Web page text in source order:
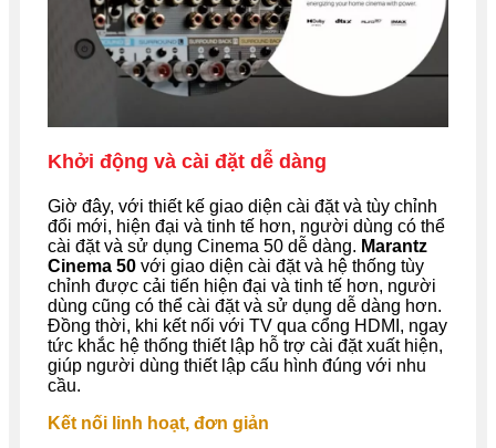
Khởi động và cài đặt dễ dàng
Giờ đây, với thiết kế giao diện cài đặt và tùy chỉnh
đổi mới, hiện đại và tinh tế hơn, người dùng có thể
cài đặt và sử dụng Cinema 50 dễ dàng. Marantz
Cinema 50 với giao diện cài đặt và hệ thống tùy
chỉnh được cải tiến hiện đại và tinh tế hơn, người
dùng cũng có thể cài đặt và sử dụng dễ dàng hơn.
Đồng thời, khi kết nối với TV qua cổng HDMI, ngay
tức khắc hệ thống thiết lập hỗ trợ cài đặt xuất hiện,
giúp người dùng thiết lập cấu hình đúng với nhu
cầu.
Kết nối linh hoạt, đơn giản